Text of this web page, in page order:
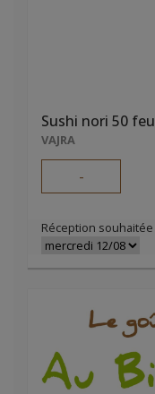
Sushi nori 50
VAJRA
-
Réception souhaitée